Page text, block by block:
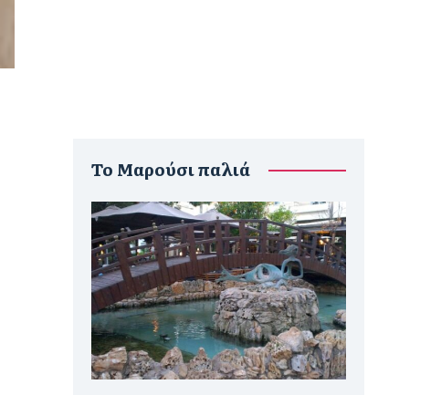
To Μαρούσι παλιά